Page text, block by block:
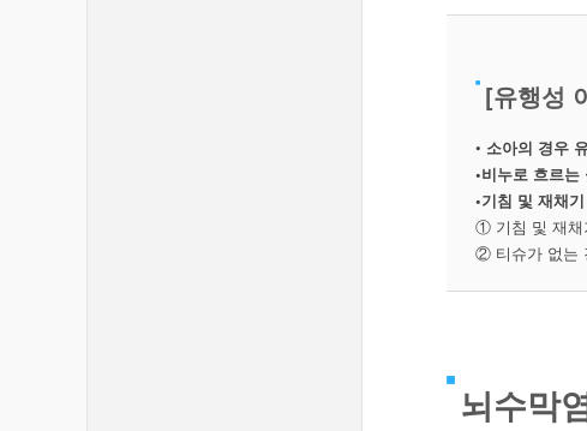
[유행성
• 소아의 경우
•비누로 흐르
•기침 및 재채
① 기침 및 재채
② 티슈가 없는
뇌수막